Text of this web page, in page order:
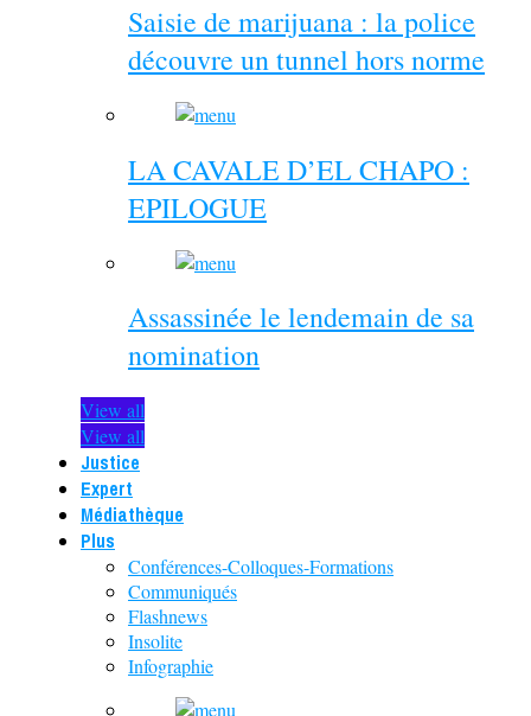
Saisie de marijuana : la police
découvre un tunnel hors norme
LA CAVALE D’EL CHAPO :
EPILOGUE
Assassinée le lendemain de sa
nomination
View all
View all
Justice
Expert
Médiathèque
Plus
Conférences-Colloques-Formations
Communiqués
Flashnews
Insolite
Infographie